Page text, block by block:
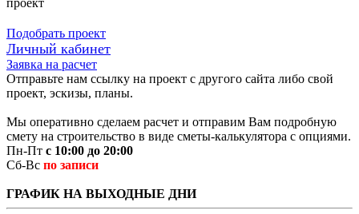
Подобрать проект
Личный кабинет
Заявка на расчет
Отправьте нам ссылку на проект с другого сайта либо свой
проект, эскизы, планы.
Мы оперативно сделаем расчет и отправим Вам подробную
смету на строительство в виде сметы-калькулятора с опциями.
Пн-Пт с 10:00 до 20:00
Сб-Вс по записи
ГРАФИК НА ВЫХОДНЫЕ ДНИ